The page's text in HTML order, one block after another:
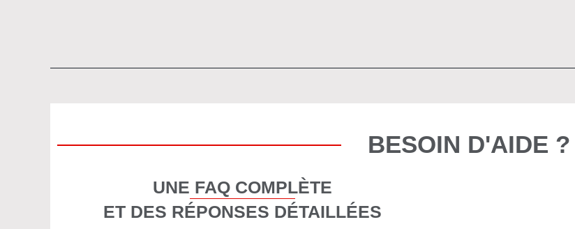
BESOIN D'AIDE ?
UNE FAQ COMPLÈTE
ET DES RÉPONSES DÉTAILLÉES